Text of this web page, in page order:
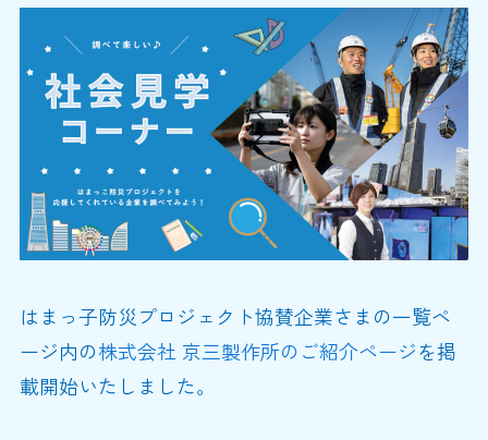
はまっ子防災プロジェクト協賛企業さまの一覧ペ
ージ内の株式会社 京三製作所のご紹介ページを掲
載開始いたしました。